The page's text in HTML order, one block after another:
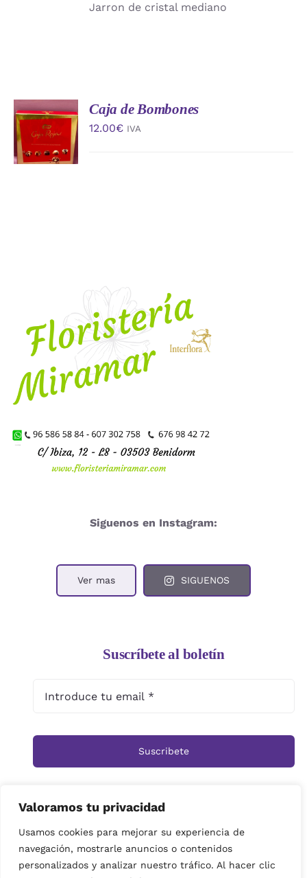
Valoramos tu privacidad
Usamos cookies para mejorar su experiencia de
navegación, mostrarle anuncios o contenidos
personalizados y analizar nuestro tráfico. Al hacer clic
Jarron de cristal mediano
AÑADIR
AL
CARRITO
/
DETALLES
Caja de Bombones
12.00€ IVA
Siguenos en Instagram:
Ver mas SIGUENOS
Suscríbete al boletín
Suscribete
Inicio Tienda Ramos Rosas
Centros
Cestas
Arreglos Funerarios
Contacto
Política de privacidad